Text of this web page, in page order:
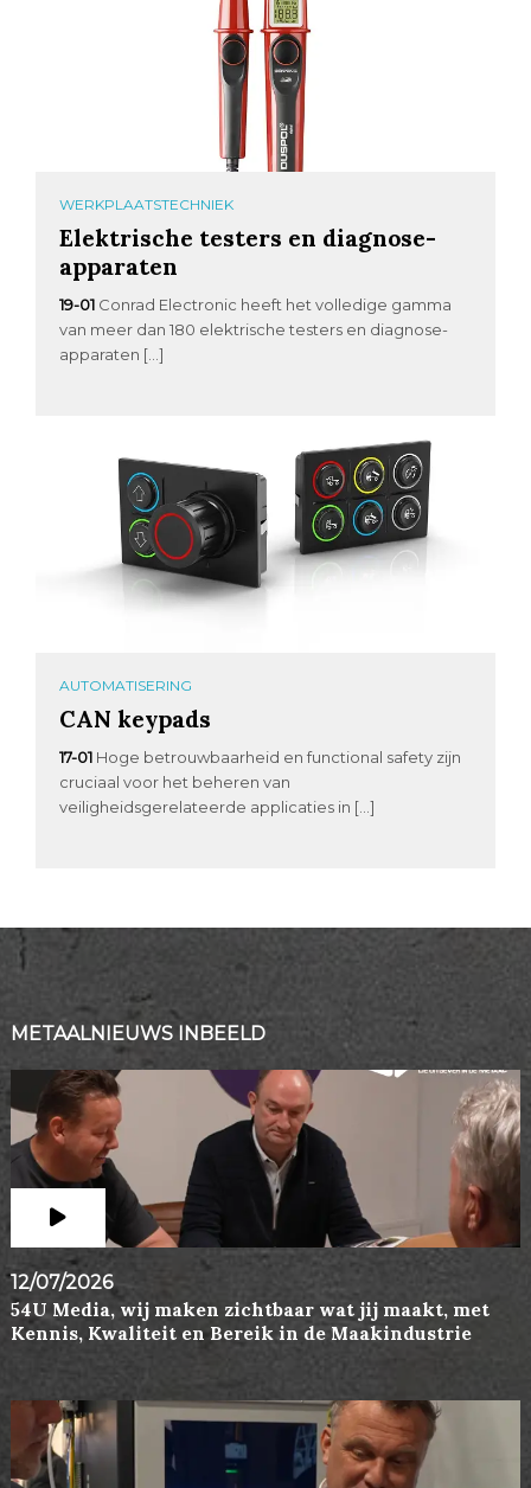
WERKPLAATSTECHNIEK
Elektrische testers en diagnose-
apparaten
19-01 Conrad Electronic heeft het volledige gamma
van meer dan 180 elektrische testers en diagnose-
apparaten […]
AUTOMATISERING
CAN keypads
17-01 Hoge betrouwbaarheid en functional safety zijn
cruciaal voor het beheren van
veiligheidsgerelateerde applicaties in […]
METAALNIEUWS INBEELD
12/07/2026
54U Media, wij maken zichtbaar wat jij maakt, met
Kennis, Kwaliteit en Bereik in de Maakindustrie